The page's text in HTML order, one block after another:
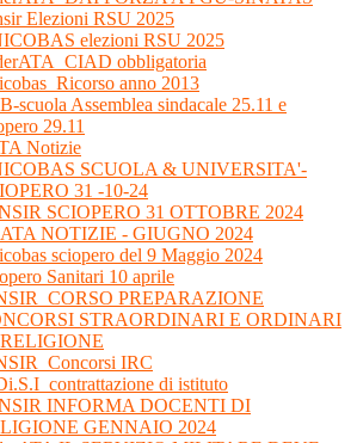
Elezioni RSU 2025
elezioni RSU 2025
obbligatoria
anno 2013
scuola Assemblea sindacale 25.11 e
29.11
Notizie
SCUOLA & UNIVERSITA'-
31 -10-24
SCIOPERO 31 OTTOBRE 2024
NOTIZIE - GIUGNO 2024
sciopero del 9 Maggio 2024
Sanitari 10 aprile
PREPARAZIONE
STRAORDINARI E ORDINARI
IRC
di istituto
INFORMA DOCENTI DI
GENNAIO 2024